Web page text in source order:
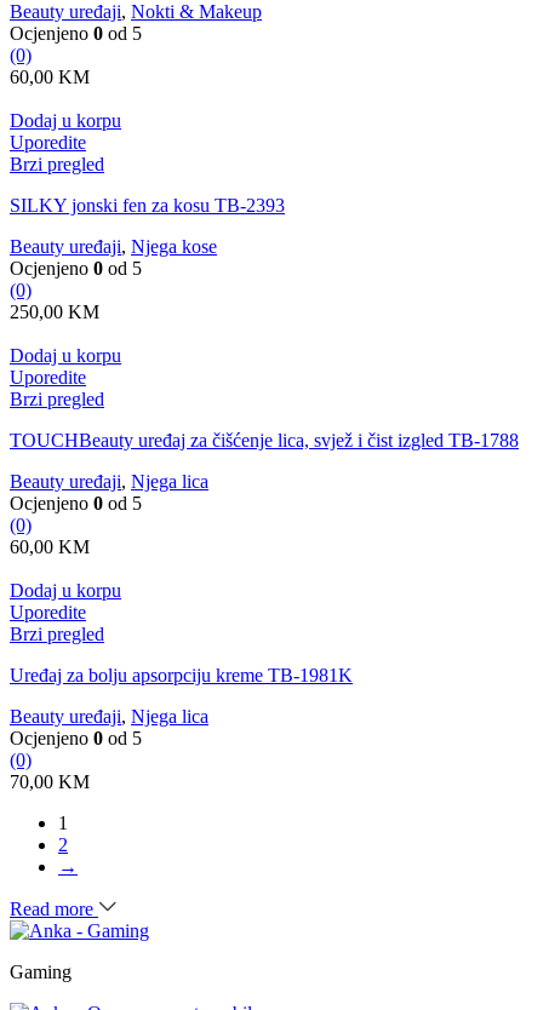
Beauty uređaji, Nokti & Makeup
Ocjenjeno 0 od 5
(0)
60,00 KM
Dodaj u korpu
Uporedite
Brzi pregled
SILKY jonski fen za kosu TB-2393
Beauty uređaji, Njega kose
Ocjenjeno 0 od 5
(0)
250,00 KM
Dodaj u korpu
Uporedite
Brzi pregled
TOUCHBeauty uređaj za čišćenje lica, svjež i čist izgled TB-1788
Beauty uređaji, Njega lica
Ocjenjeno 0 od 5
(0)
60,00 KM
Dodaj u korpu
Uporedite
Brzi pregled
Uređaj za bolju apsorpciju kreme TB-1981K
Beauty uređaji, Njega lica
Ocjenjeno 0 od 5
(0)
70,00 KM
1
2
→
Read more
Gaming